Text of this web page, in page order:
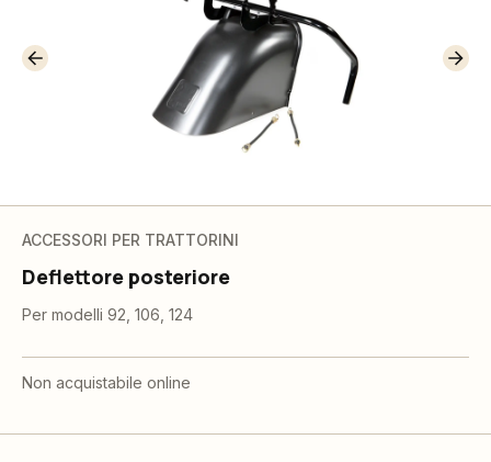
ACCESSORI PER TRATTORINI
Deflettore posteriore
Per modelli 92, 106, 124
Non acquistabile online